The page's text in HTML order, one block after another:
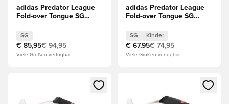
adidas Predator League
Fold-over Tongue SG
SG
€ 85,95€ 94,95
Viele Größen verfügbar
adidas Predator League
Fold-over Tongue SG
SG Kinder
€ 67,95€ 74,95
Viele Größen verfügbar
Öffnet ein Fenster zum Anmelden oder Registrieren als
Öffnet ein Fenster zum